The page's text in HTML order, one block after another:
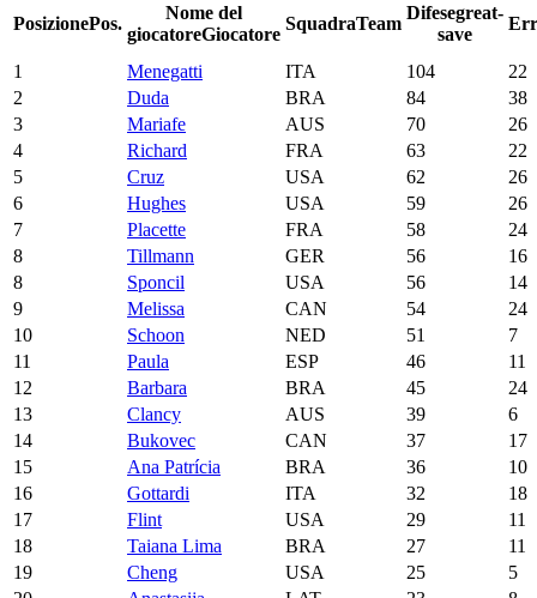
PosizionePos.
Nome del
giocatoreGiocatore
SquadraTeam
Difesegreat-
save
1 Menegatti ITA 104
22
2
Duda BRA 84
38
3
Mariafe AUS 70
26
4
Richard FRA 63
22
5
Cruz USA 62
26
6
Hughes USA 59
26
7
Placette FRA 58
24
8
Tillmann GER 56
16
8
Sponcil USA 56
14
9
Melissa CAN 54
24
10
Schoon NED 51
7
11
Paula ESP 46
11
12
Barbara BRA 45
24
13
Clancy AUS 39
6
14
Bukovec CAN 37
17
15
Ana Patrícia BRA 36
10
16
Gottardi ITA 32
18
17
Flint USA 29
11
18
Taiana Lima BRA 27
11
19
Cheng USA 25
5